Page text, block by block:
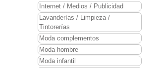
Internet / Medios / Publicidad
Lavanderías / Limpieza /
Tintorerías
Moda complementos
Moda hombre
Moda infantil